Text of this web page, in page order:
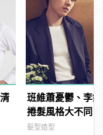
班維蕭憂鬱、李
捲髮風格大不同！
髮型造型